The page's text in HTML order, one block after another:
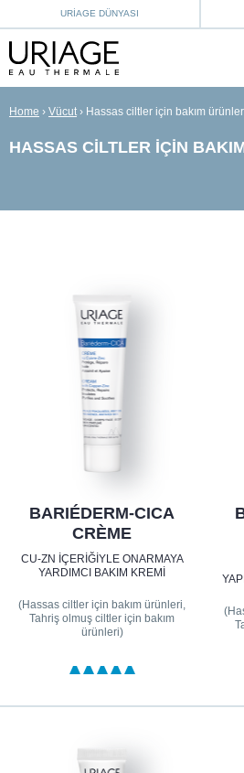
URIAGE DÜNYASI
Home › Vücut› Hassas ciltler için bakım
HASSAS CILTLER IÇIN
BARIÉDERM-CICA
CRÈME
CU-ZN IÇERIĞIYLE ONARMAYA
YARDIMCI BAKIM KREMI
(Hassas ciltler için bakım ürünleri,
Tahriş olmuş ciltler için bakım
ürünleri)